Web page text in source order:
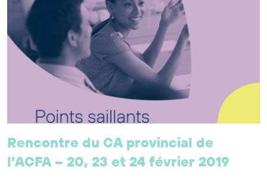
Rencontre du CA provincial de
l’ACFA – 20, 23 et 24 février 2019